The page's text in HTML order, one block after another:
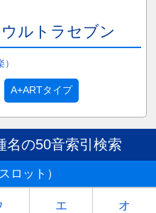
ルトラセブン
A+ARTタイプ
名の50音索引検索
ロット）
エ オ